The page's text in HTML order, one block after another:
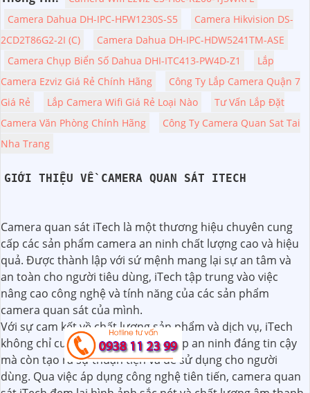
Camera Dahua DH-IPC-HFW1230S-S5
Camera Hikvision DS-
2CD2T86G2-2I (C)
Camera Dahua DH-IPC-HDW5241TM-ASE
Camera Chụp Biển Số Dahua DHI-ITC413-PW4D-Z1
Lắp
Camera Ezviz Giá Rẻ Chính Hãng
Công Ty Lắp Camera Quận 7
Giá Rẻ
Lắp Camera Wifi Giá Rẻ Loại Nào
Tư Vấn Lắp Đặt
Camera Văn Phòng Chính Hãng
Công Ty Camera Quan Sat Tai
Nha Trang
GIỚI THIỆU VỀ CAMERA QUAN SÁT ITECH
Camera quan sát iTech là một thương hiệu chuyên cung
cấp các sản phẩm camera an ninh chất lượng cao và hiệu
quả. Được thành lập với sứ mệnh mang lại sự an tâm và
an toàn cho người tiêu dùng, iTech tập trung vào việc
nâng cao công nghệ và tính năng của các sản phẩm
camera quan sát của mình.
Với sự cam kết về chất lượng sản phẩm và dịch vụ, iTech
không chỉ cung cấp những giải pháp an ninh đáng tin cậy
mà còn tạo ra sự thuận tiện và dễ sử dụng cho người
dùng. Qua việc áp dụng công nghệ tiên tiến, camera quan